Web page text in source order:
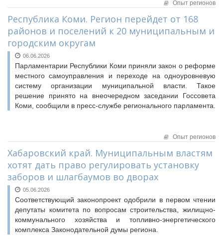
Опыт регионов
Республика Коми. Регион перейдет от 168
районов и поселений к 20 муниципальным и
городским округам
06.06.2026
Парламентарии Республики Коми приняли закон о реформе
местного самоуправления и переходе на одноуровневую
систему организации муниципальной власти. Такое
решение принято на внеочередном заседании Госсовета
Коми, сообщили в пресс-службе регионального парламента.
Опыт регионов
Хабаровский край. Муниципальным властям
хотят дать право регулировать установку
заборов и шлагбаумов во дворах
05.06.2026
Соответствующий законопроект одобрили в первом чтении
депутаты комитета по вопросам строительства, жилищно-
коммунального хозяйства и топливно-энергетического
комплекса Законодательной думы региона.